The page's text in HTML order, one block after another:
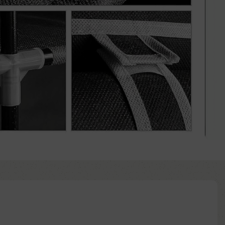
Añadir al carrito
Comprar ya
to wishlist